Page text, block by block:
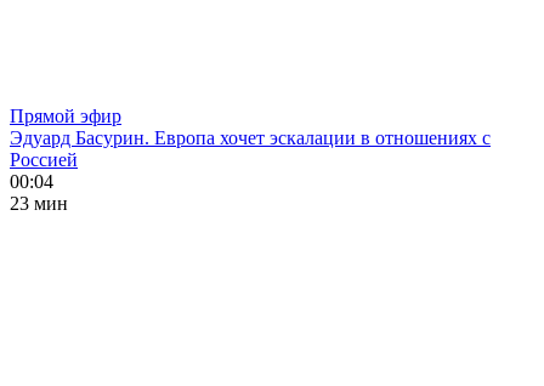
Прямой эфир
Эдуард Басурин. Европа хочет эскалации в отношениях с
Россией
00:04
23 мин